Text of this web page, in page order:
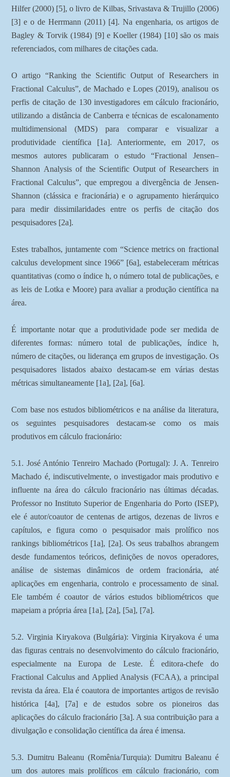
Hilfer (2000) [5], o livro de Kilbas, Srivastava & Trujillo (2006)
[3] e o de Herrmann (2011) [4]. Na engenharia, os artigos de
Bagley & Torvik (1984) [9] e Koeller (1984) [10] são os mais
referenciados, com milhares de citações cada.
O artigo “Ranking the Scientific Output of Researchers in
Fractional Calculus”, de Machado e Lopes (2019), analisou os
perfis de citação de 130 investigadores em cálculo fracionário,
utilizando a distância de Canberra e técnicas de escalonamento
multidimensional (MDS) para comparar e visualizar a
produtividade científica [1a]. Anteriormente, em 2017, os
mesmos autores publicaram o estudo “Fractional Jensen–
Shannon Analysis of the Scientific Output of Researchers in
Fractional Calculus”, que empregou a divergência de Jensen-
Shannon (clássica e fracionária) e o agrupamento hierárquico
para medir dissimilaridades entre os perfis de citação dos
pesquisadores [2a].
Estes trabalhos, juntamente com “Science metrics on fractional
calculus development since 1966” [6a], estabeleceram métricas
quantitativas (como o índice h, o número total de publicações, e
as leis de Lotka e Moore) para avaliar a produção científica na
área.
É importante notar que a produtividade pode ser medida de
diferentes formas: número total de publicações, índice h,
número de citações, ou liderança em grupos de investigação. Os
pesquisadores listados abaixo destacam-se em várias destas
métricas simultaneamente [1a], [2a], [6a].
Com base nos estudos bibliométricos e na análise da literatura,
os seguintes pesquisadores destacam-se como os mais
produtivos em cálculo fracionário:
5.1. José António Tenreiro Machado (Portugal): J. A. Tenreiro
Machado é, indiscutivelmente, o investigador mais produtivo e
influente na área do cálculo fracionário nas últimas décadas.
Professor no Instituto Superior de Engenharia do Porto (ISEP),
ele é autor/coautor de centenas de artigos, dezenas de livros e
capítulos, e figura como o pesquisador mais prolífico nos
rankings bibliométricos [1a], [2a]. Os seus trabalhos abrangem
desde fundamentos teóricos, definições de novos operadores,
análise de sistemas dinâmicos de ordem fracionária, até
aplicações em engenharia, controlo e processamento de sinal.
Ele também é coautor de vários estudos bibliométricos que
mapeiam a própria área [1a], [2a], [5a], [7a].
5.2. Virginia Kiryakova (Bulgária): Virginia Kiryakova é uma
das figuras centrais no desenvolvimento do cálculo fracionário,
especialmente na Europa de Leste. É editora-chefe do
Fractional Calculus and Applied Analysis (FCAA), a principal
revista da área. Ela é coautora de importantes artigos de revisão
histórica [4a], [7a] e de estudos sobre os pioneiros das
aplicações do cálculo fracionário [3a]. A sua contribuição para a
divulgação e consolidação científica da área é imensa.
5.3. Dumitru Baleanu (Romênia/Turquia): Dumitru Baleanu é
um dos autores mais prolíficos em cálculo fracionário, com